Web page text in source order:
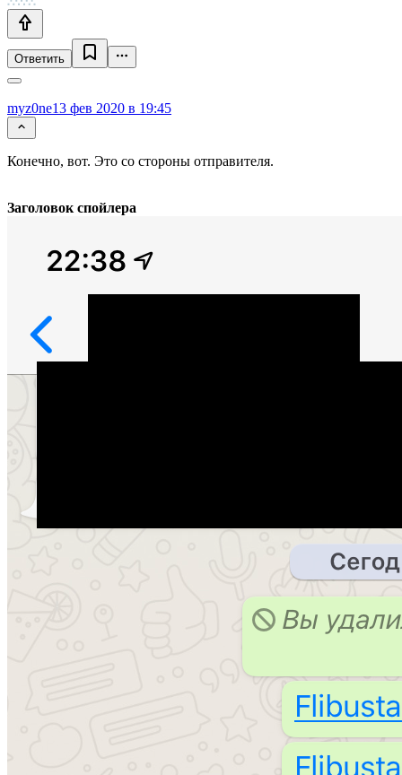
Ответить
myz0ne13 фев 2020 в 19:45
Конечно, вот. Это со стороны отправителя.
Заголовок спойлера